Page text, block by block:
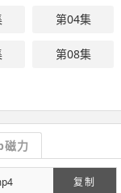
第04集
第08集
力
复制